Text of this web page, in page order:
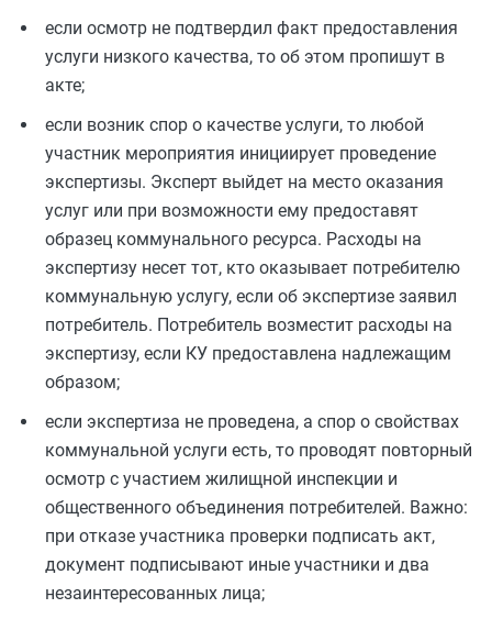
если осмотр не подтвердил факт предоставления
услуги низкого качества, то об этом пропишут в
акте;
если возник спор о качестве услуги, то любой
участник мероприятия инициирует проведение
экспертизы. Эксперт выйдет на место оказания
услуг или при возможности ему предоставят
образец коммунального ресурса. Расходы на
экспертизу несет тот, кто оказывает потребителю
коммунальную услугу, если об экспертизе заявил
потребитель. Потребитель возместит расходы на
экспертизу, если КУ предоставлена надлежащим
образом;
если экспертиза не проведена, а спор о свойствах
коммунальной услуги есть, то проводят повторный
осмотр с участием жилищной инспекции и
общественного объединения потребителей. Важно:
при отказе участника проверки подписать акт,
документ подписывают иные участники и два
незаинтересованных лица;